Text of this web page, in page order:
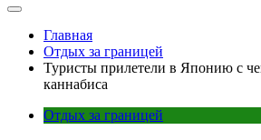
Главная
Отдых за границей
Туристы прилетели в Японию с
каннабиса
Отдых за границей